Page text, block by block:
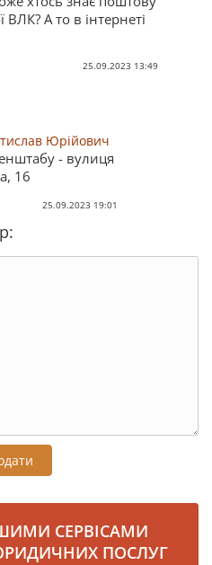
А то в інтернеті
25.09.2023 13:49
Юрійович
- вулиця
16
25.09.2023 19:01
СЕРВІСАМИ
ПОСЛУГ